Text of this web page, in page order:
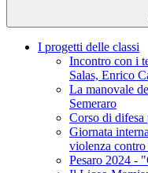
I progetti delle classi
Incontro con i
Salas, Enrico
La manovale
Semeraro
Corso di difesa
Giornata
violenza
Pesaro 2024 -